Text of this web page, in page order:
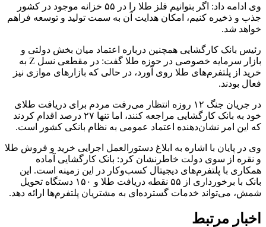
وی ادامه داد: اگر بتوانیم فلز طلا را در ۵۵ خزانه موجود در کشور
جذب و ذخیره کنیم، امکان هدایت آن به سمت تولید و توسعه فراهم
خواهد شد.
رئیس بانک کارگشایی همچنین درباره اعتماد میان بخش دولتی و
بازار سرمایه خصوصی در حوزه طلا گفت: در مقطعی نسل Z به
خرید از پلتفرم‌های طلا روی آورد، در حالی که بازارهای موازی نیز
فعال بودند.
در جریان جنگ ۱۲ روزه انتظار می‌رفت مردم برای دریافت طلای
خود به بانک کارگشایی مراجعه کنند، اما تنها ۲۷ درصد اقدام کردند
که این امر نشان‌دهنده اعتماد عمومی به نظام بانکی کشور است.
وی در پایان با اشاره به ابلاغ دستورالعمل اجرایی خرید و فروش طلا
و نقره از سوی دولت خاطرنشان کرد: بانک کارگشایی آماده
همکاری با پلتفرم‌های دیجیتال کسب‌وکار در این زمینه است. این
بانک با برخورداری از ۵۵ نقطه دریافت طلا و ۱۵۰ دستگاه تحویل
شمش، می‌تواند خدمات گسترده‌ای به مشتریان پلتفرم‌ها ارائه دهد.
اخبار مرتبط